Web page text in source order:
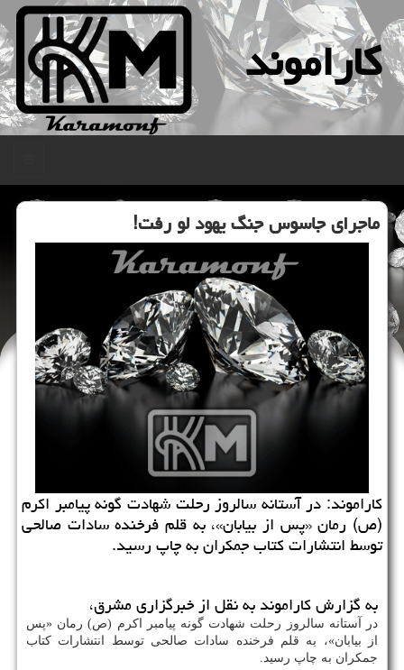
كاراموند
ماجرای جاسوس جنگ یهود لو رفت!
کاراموند: در آستانه سالروز رحلت شهادت گونه پیامبر اکرم
(ص) رمان «پس از بیابان»، به قلم فرخنده سادات صالحی
توسط انتشارات کتاب جمکران به چاپ رسید.
به گزارش کاراموند به نقل از خبرگزاری مشرق،
در آستانه سالروز رحلت شهادت گونه پیامبر اکرم (ص) رمان «پس
از بیابان»، به قلم فرخنده سادات صالحی توسط انتشارات کتاب
جمکران به چاپ رسید.